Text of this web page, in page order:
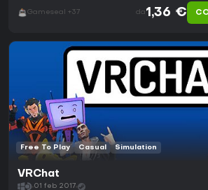
Gameseal +37 da 1,36 €
Free To Play Casual Simulation
VRChat
01 feb 2017